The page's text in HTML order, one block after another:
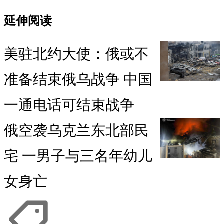
延伸阅读
美驻北约大使：俄或不
准备结束俄乌战争 中国
一通电话可结束战争
俄空袭乌克兰东北部民
宅 一男子与三名年幼儿
女身亡